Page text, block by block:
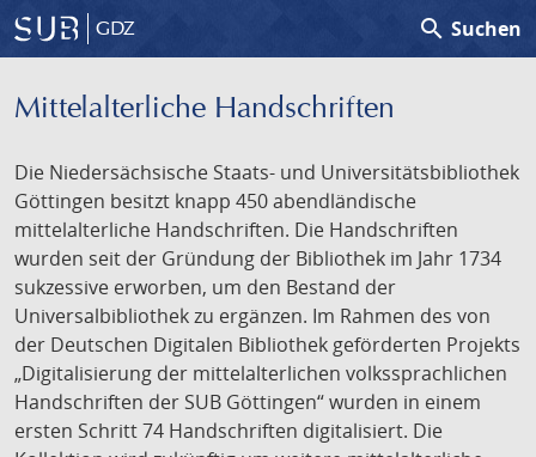
GDZ search Suchen
Mittelalterliche Handschriften
Die Niedersächsische Staats- und Universitätsbibliothek
Göttingen besitzt knapp 450 abendländische
mittelalterliche Handschriften. Die Handschriften
wurden seit der Gründung der Bibliothek im Jahr 1734
sukzessive erworben, um den Bestand der
Universalbibliothek zu ergänzen. Im Rahmen des von
der Deutschen Digitalen Bibliothek geförderten Projekts
„Digitalisierung der mittelalterlichen volkssprachlichen
Handschriften der SUB Göttingen“ wurden in einem
ersten Schritt 74 Handschriften digitalisiert. Die